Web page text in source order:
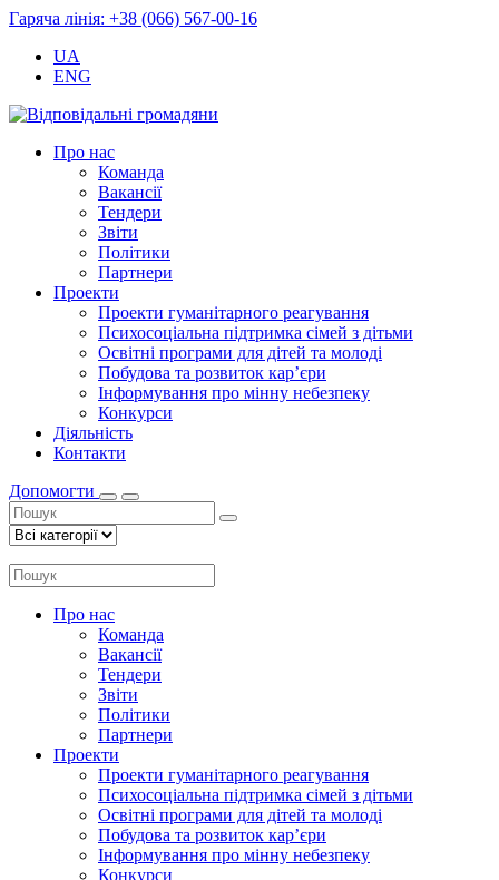
Гаряча лінія: +38 (066) 567-00-16
UA
ENG
Про нас
Команда
Вакансії
Тендери
Звіти
Політики
Партнери
Проекти
Проекти гуманітарного реагування
Психосоціальна підтримка сімей з дітьми
Освітні програми для дітей та молоді
Побудова та розвиток кар’єри
Інформування про мінну небезпеку
Конкурси
Діяльність
Контакти
Допомогти
Про нас
Команда
Вакансії
Тендери
Звіти
Політики
Партнери
Проекти
Проекти гуманітарного реагування
Психосоціальна підтримка сімей з дітьми
Освітні програми для дітей та молоді
Побудова та розвиток кар’єри
Інформування про мінну небезпеку
Конкурси